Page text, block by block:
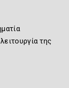
της